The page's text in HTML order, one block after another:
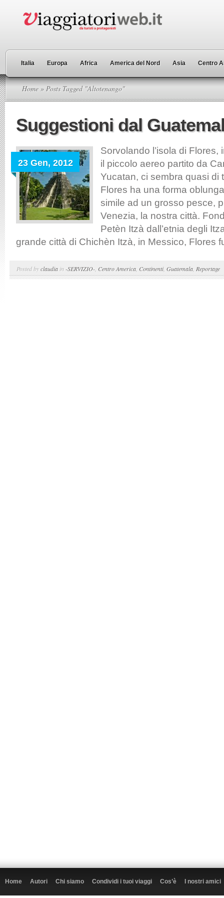
Italia Europa Africa America del Nord Asia Centro
Home » Posts Tagged "Altotenango"
Suggestioni dal
23 Gen, 2012
Sorvolando l’isola di Flores,
il piccolo aereo partito da
Yucatan, ci sembra quasi di
Flores ha una forma
simile ad un grosso pesce,
Venezia, la nostra città.
Petèn Itzà dall’etnia degli
grande città di Chichèn Itzà, in Messico, Flores
Posted byclaudia in -SERVIZIO- Centro America Continenti, Guatemala Reportage
Home Autori Chi siamo Condividi i tuoi viaggi Cos’è I nostri amici